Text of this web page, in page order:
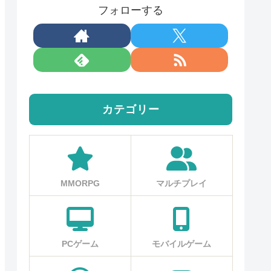
フォローする
カテゴリー
MMORPG マルチプレイ
PCゲーム モバイルゲーム